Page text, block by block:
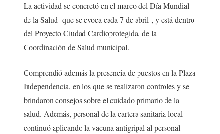
La actividad se concretó en el marco del Día Mundial
de la Salud -que se evoca cada 7 de abril-, y está dentro
del Proyecto Ciudad Cardioprotegida, de la
Coordinación de Salud municipal.
Comprendió además la presencia de puestos en la Plaza
Independencia, en los que se realizaron controles y se
brindaron consejos sobre el cuidado primario de la
salud. Además, personal de la cartera sanitaria local
continuó aplicando la vacuna antigripal al personal